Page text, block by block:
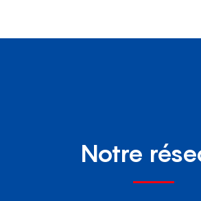
Notre